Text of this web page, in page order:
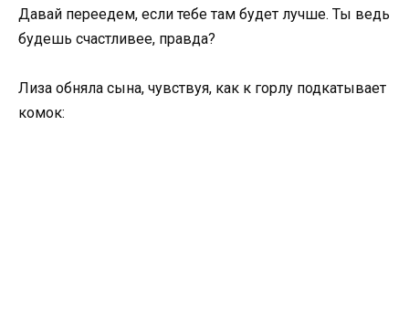
Давай переедем, если тебе там будет лучше. Ты ведь
будешь счастливее, правда?
Лиза обняла сына, чувствуя, как к горлу подкатывает
комок: